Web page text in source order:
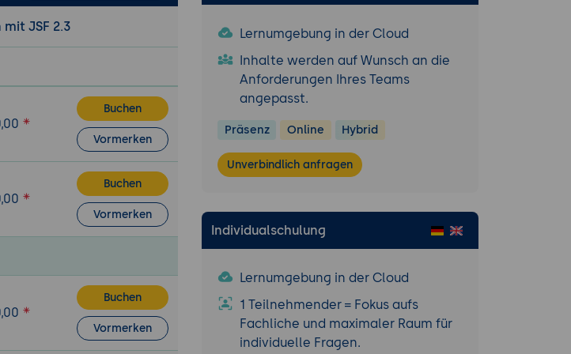
JSF 2.3
Buchen
Vormerken
Buchen
Vormerken
Buchen
Vormerken
Lernumgebung in der Cloud
Inhalte werden auf Wunsch an die
Anforderungen Ihres Teams
angepasst.
Präsenz Online Hybrid
Unverbindlich anfragen
Individualschulung
Lernumgebung in der Cloud
1 Teilnehmender = Fokus aufs
Fachliche und maximaler Raum für
individuelle Fragen.